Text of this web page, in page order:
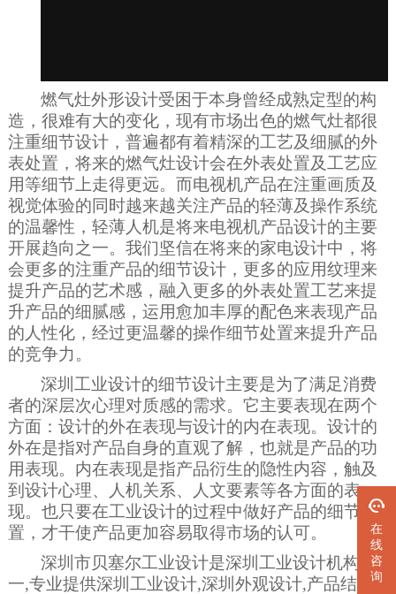
在
线
咨
询
燃气灶外形设计受困于本身曾经成熟定型的构
造，很难有大的变化，现有市场出色的燃气灶都很
注重细节设计，普遍都有着精深的工艺及细腻的外
表处置，将来的燃气灶设计会在外表处置及工艺应
用等细节上走得更远。而电视机产品在注重画质及
视觉体验的同时越来越关注产品的轻薄及操作系统
的温馨性，轻薄人机是将来电视机产品设计的主要
开展趋向之一。我们坚信在将来的家电设计中，将
会更多的注重产品的细节设计，更多的应用纹理来
提升产品的艺术感，融入更多的外表处置工艺来提
升产品的细腻感，运用愈加丰厚的配色来表现产品
的人性化，经过更温馨的操作细节处置来提升产品
的竞争力。
深圳工业设计的细节设计主要是为了满足消费
者的深层次心理对质感的需求。它主要表现在两个
方面：设计的外在表现与设计的内在表现。设计的
外在是指对产品自身的直观了解，也就是产品的功
用表现。内在表现是指产品衍生的隐性内容，触及
到设计心理、人机关系、人文要素等各方面的表
现。也只要在工业设计的过程中做好产品的细节处
置，才干使产品更加容易取得市场的认可。
深圳市贝塞尔工业设计是深圳工业设计机构之
一,专业提供深圳工业设计,深圳外观设计,产品结构